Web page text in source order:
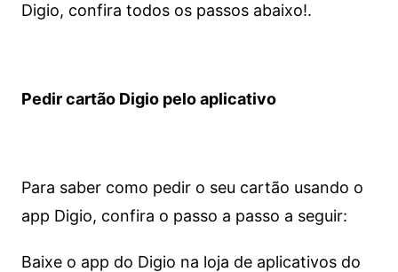
Digio, confira todos os passos abaixo!.
Pedir cartão Digio pelo aplicativo
Para saber como pedir o seu cartão usando o
app Digio, confira o passo a passo a seguir:
Baixe o app do Digio na loja de aplicativos do